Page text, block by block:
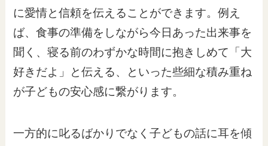
に愛情と信頼を伝えることができます。例え
ば、食事の準備をしながら今日あった出来事を
聞く、寝る前のわずかな時間に抱きしめて「大
好きだよ」と伝える、といった些細な積み重ね
が子どもの安心感に繋がります。
一方的に叱るばかりでなく子どもの話に耳を傾